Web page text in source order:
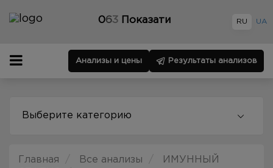
063 Показати RU UA
Анализы и цены Результаты анализов
Выберите категорию
Главная Все анализы
ИМУННЫЙ